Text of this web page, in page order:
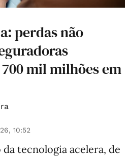
perdas não
mil milhões em
10:52
tecnologia acelera, de